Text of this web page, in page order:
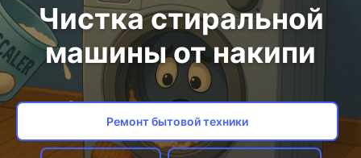
Чистка стиральной
машины от накипи
Ремонт бытовой техники